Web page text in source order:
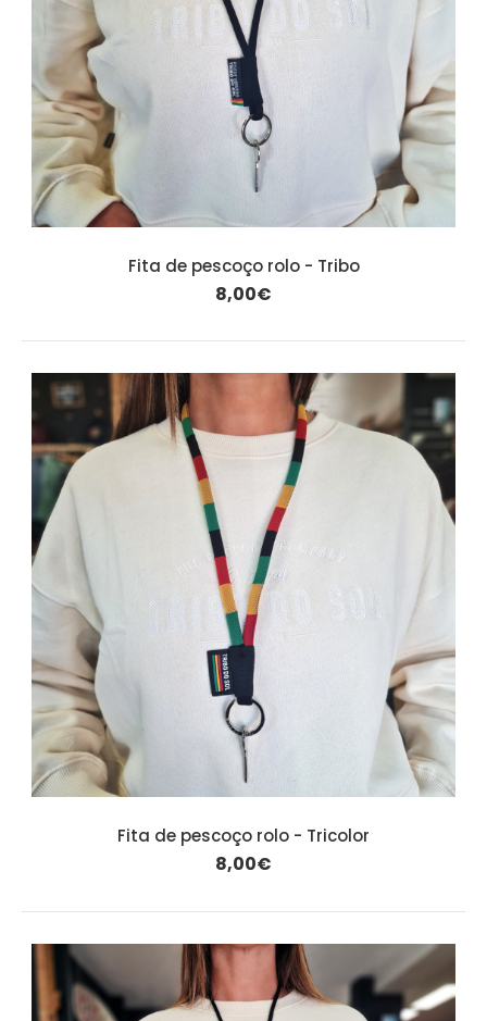
Fita de pescoço rolo - Tribo
8,00€
Fita de pescoço rolo - Tricolor
8,00€